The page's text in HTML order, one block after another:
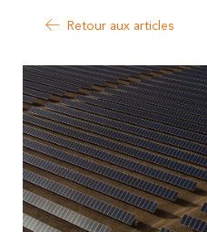
Retour aux articles